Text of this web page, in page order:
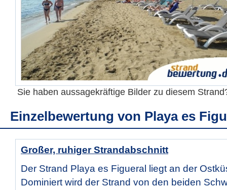
Sie haben aussagekräftige Bilder zu diesem
Einzelbewertung von Playa es
Großer, ruhiger Strandabschnitt
Der Strand Playa es Figueral liegt an der
Dominiert wird der Strand von den beiden